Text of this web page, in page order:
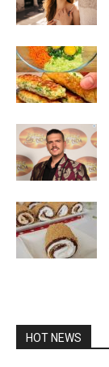
HOT NEWS